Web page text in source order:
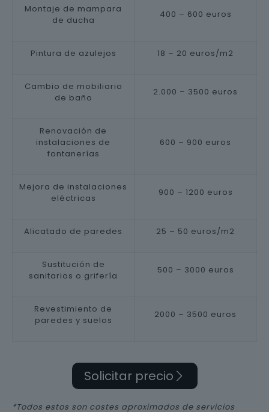
Montaje de mampara
de ducha
400 – 600 euros
Pintura de azulejos 18 – 20 euros/m2
Cambio de mobiliario
de baño
2.000 – 3500 euros
Renovación de
instalaciones de
fontanerías
600 – 900 euros
Mejora de instalaciones
eléctricas
900 – 1200 euros
Alicatado de paredes 25 – 50 euros/m2
Sustitución de
sanitarios o grifería
500 – 3000 euros
Revestimiento de
paredes y suelos
2000 – 3500 euros
Solicitar precio
*Todos estos son costes aproximados de servicios